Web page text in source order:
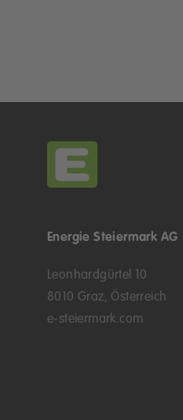
Energie Steiermark AG
Leonhardgürtel 10
8010 Graz, Österreich
e-steiermark.com